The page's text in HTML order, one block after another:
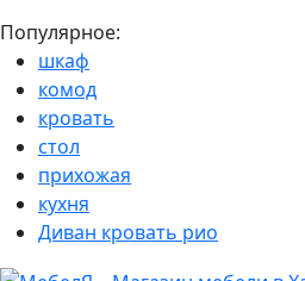
Популярное:
шкаф
комод
кровать
стол
прихожая
кухня
Диван кровать рио